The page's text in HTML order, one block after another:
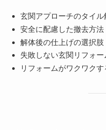
玄関アプローチのタイル
安全に配慮した撤去方法
解体後の仕上げの選択肢
失敗しない玄関リフォー
リフォームがワクワク